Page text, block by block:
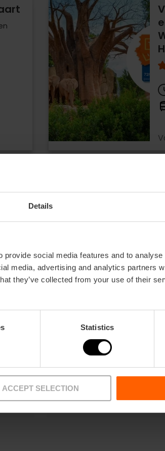
Details
social media features and to
media, advertising and analytics partners
they’ve collected from your use of their
Statistics
ACCEPT SELECTION
FAQs
Artikel